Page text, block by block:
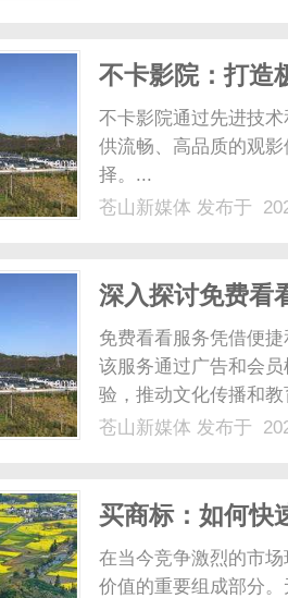
不卡影院：打造
不卡影院通过先进技
供流畅、高品质的观
择。...
苍山新媒体 发布于
深入探讨免费看
免费看看服务凭借便
该服务通过广告和会
验，推动文化传播和
苍山新媒体 发布于
买商标：如何快
在当今竞争激烈的市
价值的重要组成部分